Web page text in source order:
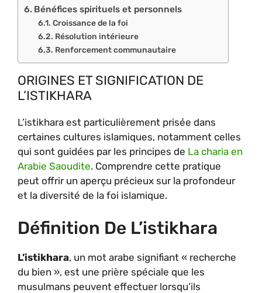
Bénéfices spirituels et personnels
Croissance de la foi
Résolution intérieure
Renforcement communautaire
ORIGINES ET SIGNIFICATION DE
L’ISTIKHARA
L’istikhara est particulièrement prisée dans
certaines cultures islamiques, notamment celles
qui sont guidées par les principes de La charia en
Arabie Saoudite. Comprendre cette pratique
peut offrir un aperçu précieux sur la profondeur
et la diversité de la foi islamique.
Définition De L’istikhara
L’istikhara, un mot arabe signifiant « recherche
du bien », est une prière spéciale que les
musulmans peuvent effectuer lorsqu’ils